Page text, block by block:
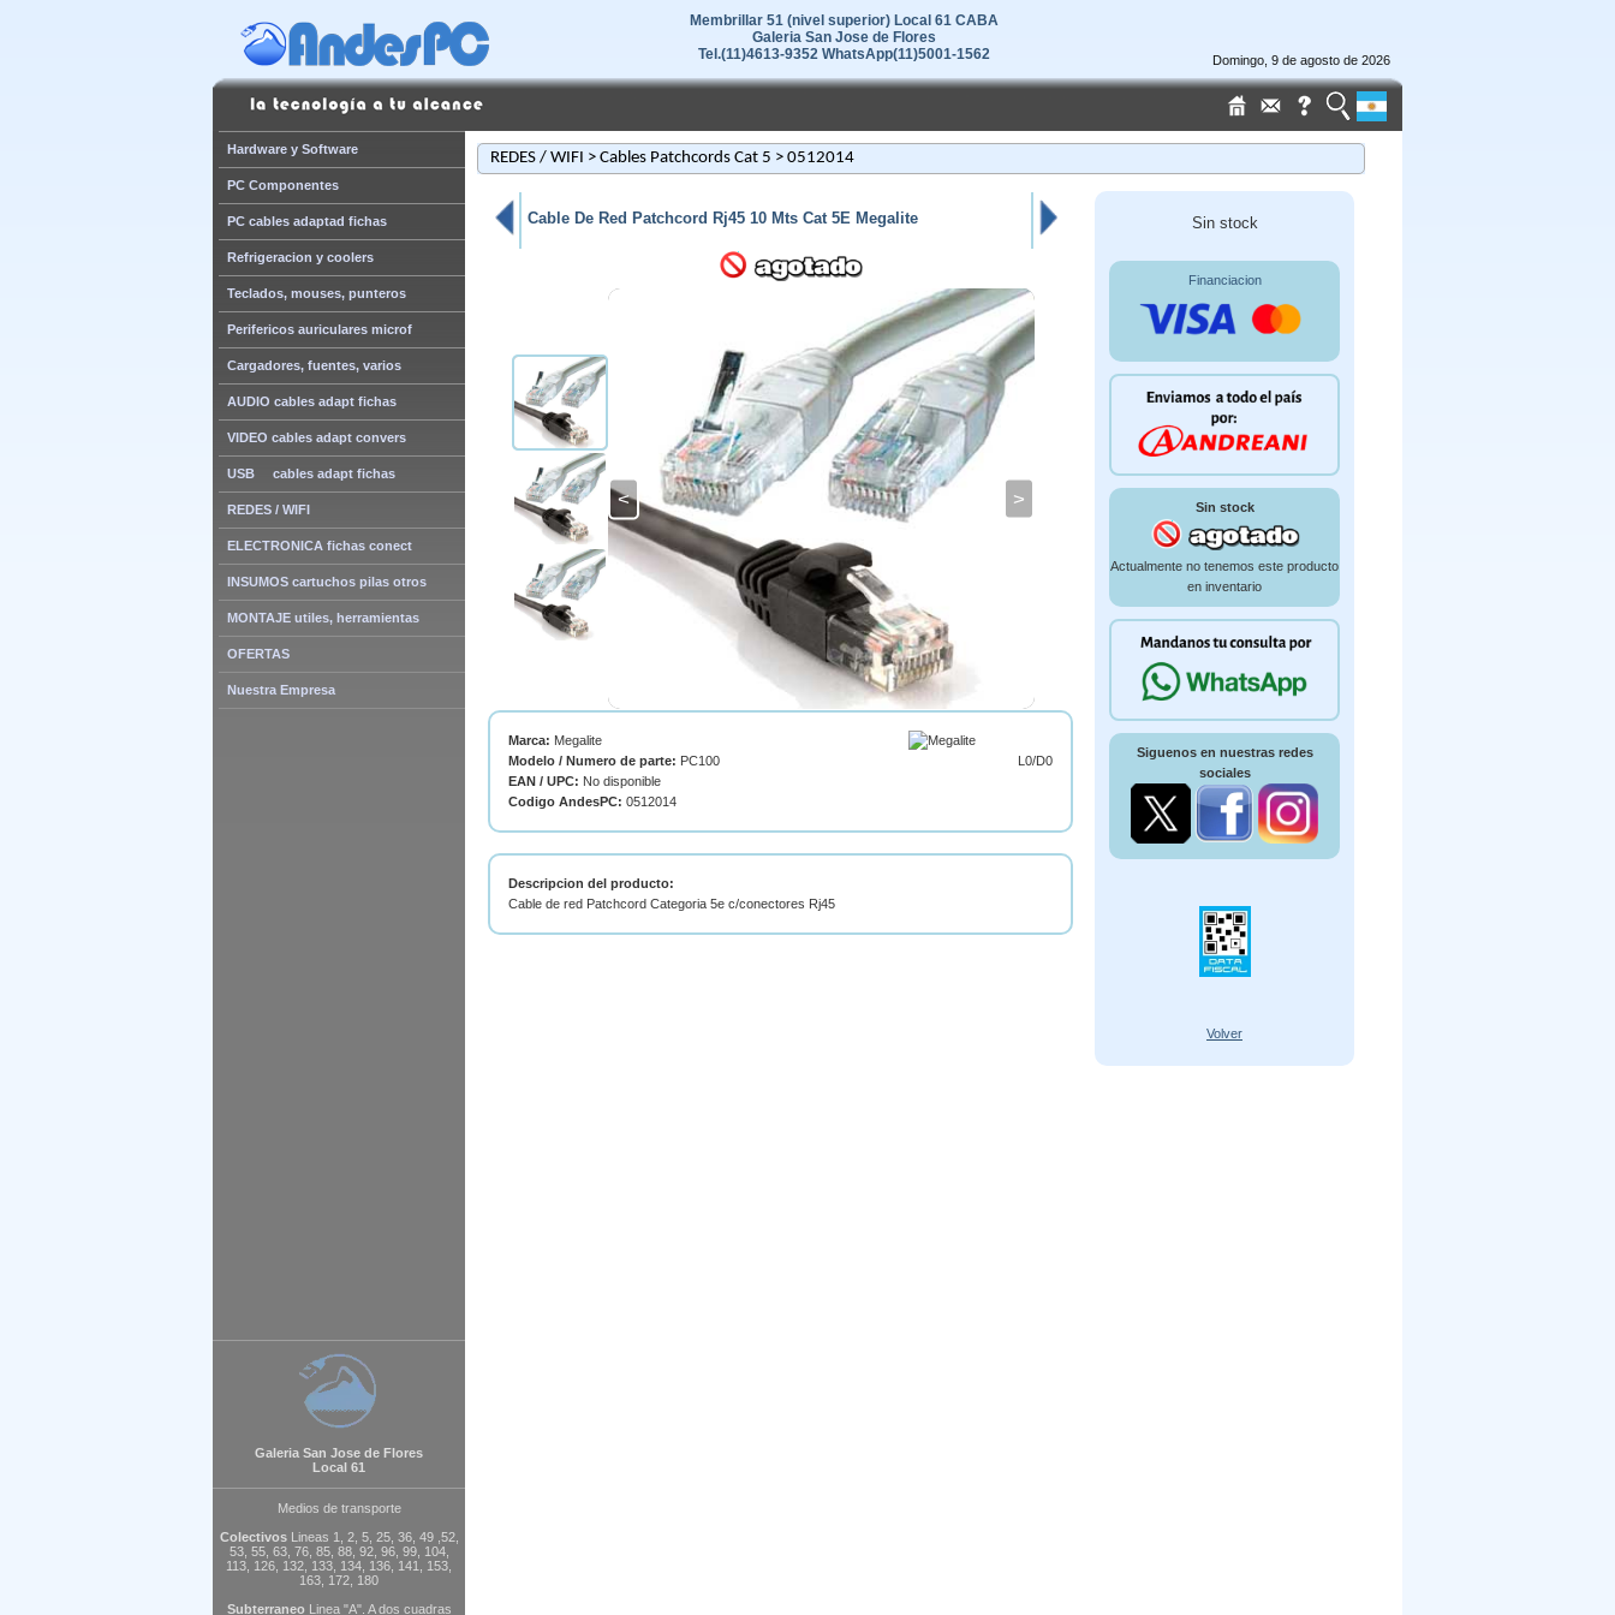
Domingo, 9 de agosto de 2026
Membrillar 51 (nivel superior) Local 61 CABA
Galeria San Jose de Flores
Tel.(11)4613-9352 WhatsApp(11)5001-1562
Hardware y Software
PC Componentes
PC cables adaptad fichas
Refrigeracion y coolers
Teclados, mouses, punteros
Perifericos auriculares microf
Cargadores, fuentes, varios
AUDIO cables adapt fichas
VIDEO cables adapt convers
USB cables adapt fichas
REDES / WIFI
ELECTRONICA fichas conect
INSUMOS cartuchos pilas otros
MONTAJE utiles, herramientas
OFERTAS
Nuestra Empresa
Galeria San Jose de Flores
Local 61
Medios de transporte
ColectivosLineas 1, 2, 5, 25, 36, 49 ,52,
53, 55, 63, 76, 85, 88, 92, 96, 99, 104,
113, 126, 132, 133, 134, 136, 141, 153,
163, 172, 180
Subterraneo Linea "A". A dos cuadras
REDES / WIFI > Cables Patchcords Cat 5 > 0512014
Cable De Red Patchcord Rj45 10 Mts Cat 5E Megalite
< >
L0/D0
Marca: Megalite
Modelo / Numero de parte: PC100
EAN / UPC: No disponible
Codigo AndesPC: 0512014
Descripcion del producto:
Cable de red Patchcord Categoria 5e c/conectores Rj45
Sin stock
Financiacion
Sin stock
Actualmente no tenemos este producto
en inventario
Siguenos en nuestras redes
sociales
Volver